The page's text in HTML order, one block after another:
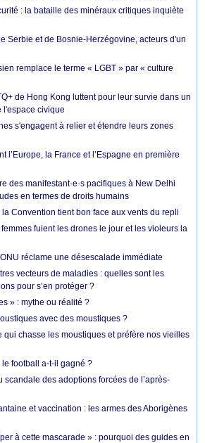
: la bataille des minéraux critiques inquiète
Serbie et de Bosnie-Herzégovine, acteurs d'un
remplace le terme « LGBT » par « culture
de Hong Kong luttent pour leur survie dans un
l'espace civique
s'engagent à relier et étendre leurs zones
l’Europe, la France et l’Espagne en première
des manifestant·e·s pacifiques à New Delhi
en termes de droits humains
Convention tient bon face aux vents du repli
fuient les drones le jour et les violeurs la
réclame une désescalade immédiate
vecteurs de maladies : quelles sont les
pour s’en protéger ?
» : mythe ou réalité ?
avec des moustiques ?
qui chasse les moustiques et préfère nos vieilles
football a-t-il gagné ?
scandale des adoptions forcées de l’après-
et vaccination : les armes des Aborigènes
à cette mascarade » : pourquoi des guides en